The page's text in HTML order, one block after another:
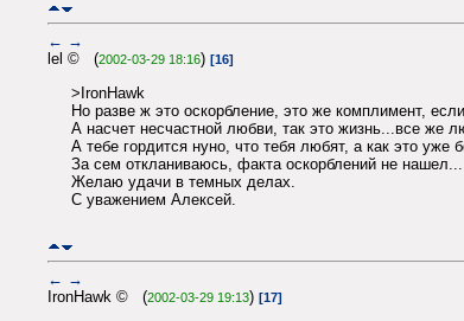
← →
lel © (2002-03-29 18:16) [16]
>IronHawk
Но разве ж это оскорбление, это же комплимент,
А насчет несчастной любви, так это жизнь...все же
А тебе гордится нуно, что тебя любят, а как это уже
За сем откланиваюсь, факта оскорблений не нашел...
Желаю удачи в темных делах.
С уважением Алексей.
← →
IronHawk © (2002-03-29 19:13) [17]